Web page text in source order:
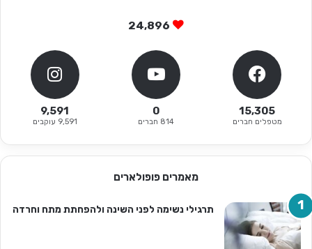
24,896
15,305
מטפלים חברים
0
814 חברים
9,591
9,591 עוקבים
מאמרים פופולארים
תרגילי נשימה לפני השינה ולהפחתת מתח וחרדה